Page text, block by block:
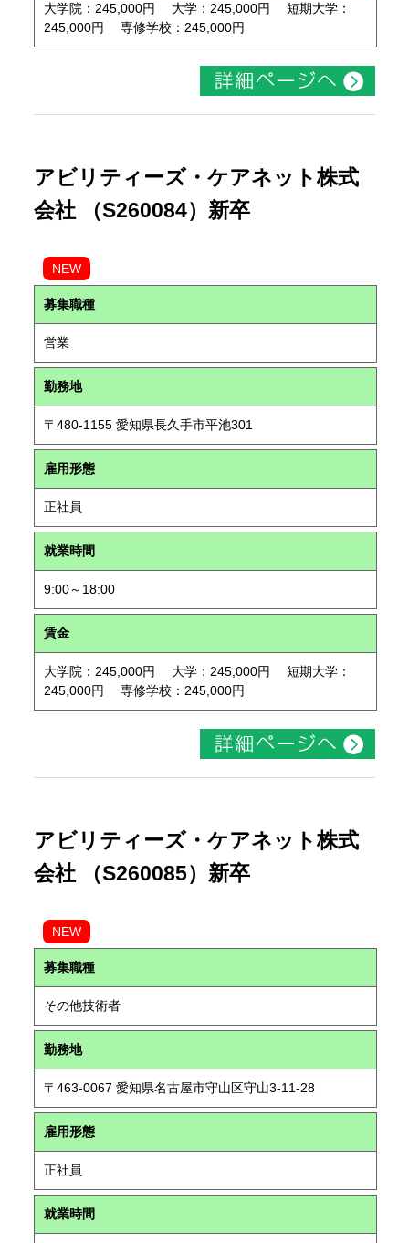
大学院：245,000円 大学：245,000円 短期大学：
245,000円 専修学校：245,000円
アビリティーズ・ケアネット株式
会社 （S260084）新卒
NEW
募集職種
営業
勤務地
〒480-1155 愛知県長久手市平池301
雇用形態
正社員
就業時間
9:00～18:00
賃金
大学院：245,000円 大学：245,000円 短期大学：
245,000円 専修学校：245,000円
アビリティーズ・ケアネット株式
会社 （S260085）新卒
NEW
募集職種
その他技術者
勤務地
〒463-0067 愛知県名古屋市守山区守山3-11-28
雇用形態
正社員
就業時間